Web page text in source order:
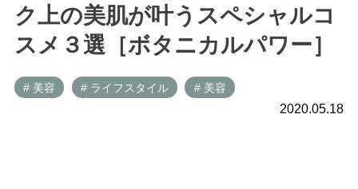
ク上の美肌が叶うスペシャルコ
スメ３選［ボタニカルパワー］
# 美容 # ライフスタイル # 美容
2020.05.18